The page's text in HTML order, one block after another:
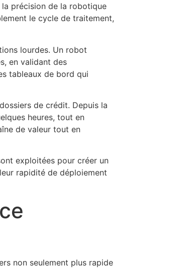
précision de la robotique
le cycle de traitement,
lourdes. Un robot
en validant des
tableaux de bord qui
de crédit. Depuis la
heures, tout en
de valeur tout en
exploitées pour créer un
rapidité de déploiement
non seulement plus rapide